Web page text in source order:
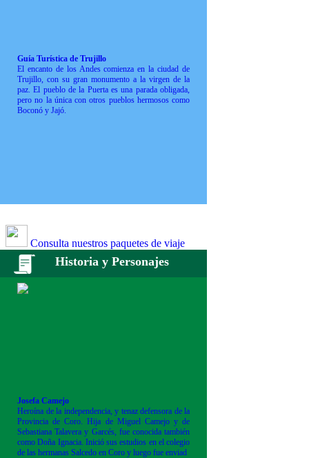
Guía Turística de Trujillo
El encanto de los Andes comienza en la ciudad de
Trujillo, con su gran monumento a la virgen de la
paz. El pueblo de la Puerta es una parada obligada,
pero no la única con otros pueblos hermosos como
Boconó y Jajó.
Consulta nuestros paquetes de viaje
Historia y Personajes
Josefa Camejo
Heroína de la independencia, y tenaz defensora de la
Provincia de Coro. Hija de Miguel Camejo y de
Sebastiana Talavera y Garcés, fue conocida también
como Doña Ignacia. Inició sus estudios en el colegio
de las hermanas Salcedo en Coro y luego fue enviad